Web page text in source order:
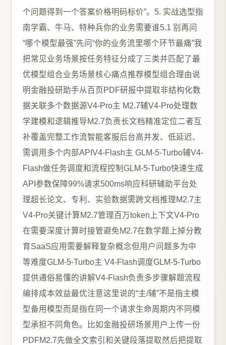
个问题得到一个答案价格明码标价”。5. 实战选型指
南学霸、牛马、特种兵你的业务需要谁5.1 别再问
“哪个模型最强”先问“你的业务流里哪个环节最痛”我
把常见业务场景按任务特征分成了三类并匹配了最
优模型组合业务场景核心痛点推荐模型组合理由说
明金融投研助手从百页PDF研报中提取非结构化数
据关联多个数据源V4-Pro主 M2.7辅V4-Pro处理数
学建模和逻辑推导M2.7负责长文档精准定位二者互
补覆盖完整工作流智能客服后台高并发、低延迟、
需调用多个内部APIV4-Flash主 GLM-5-Turbo辅V4-
Flash做任务调度和流程控制GLM-5-Turbo快速生成
API参数保障99%请求500ms响应科研辅助平台处
理超长论文、专利、实验数据需跨文档推理M2.7主
V4-Pro关键计算M2.7管理百万token上下文V4-Pro
在需要深度计算时接管避免M2.7在数学题上掉分教
育SaaS应用需要解释复杂概念但用户问题多为中
等难度GLM-5-Turbo主 V4-Flash调度GLM-5-Turbo
提供通俗易懂的讲解V4-Flash负责多步骤解题流程
编排成本效益最优注意这里说的“主/辅”不是指主模
型备用模型而是指在同一个请求生命周期内不同模
型承担不同角色。比如金融投研场景用户上传一份
PDFM2.7先做全文索引和关键段落提取然后把提取